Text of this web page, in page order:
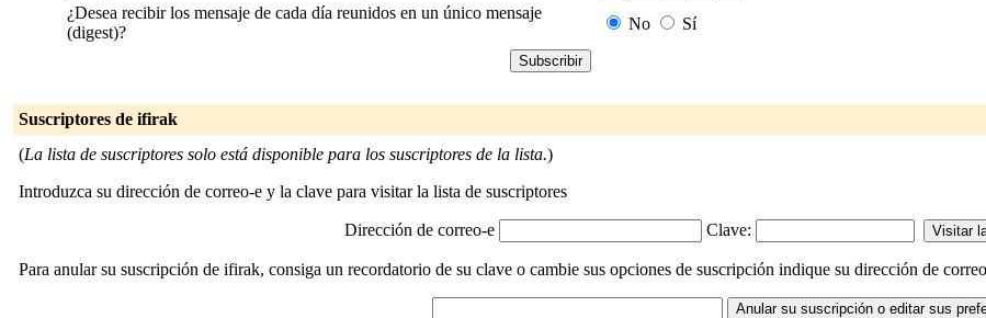
¿Desea recibir los mensaje de cada día reunidos en un único mensaje
(digest)?
No Sí
Suscriptores de ifirak
(La lista de suscriptores solo está disponible para los suscriptores de la lista.)
Introduzca su dirección de correo-e y la clave para visitar la lista de suscriptores
Dirección de correo-e Clave:
Para anular su suscripción de ifirak, consiga un recordatorio de su clave o cambie sus opciones de suscripción indique su dirección de